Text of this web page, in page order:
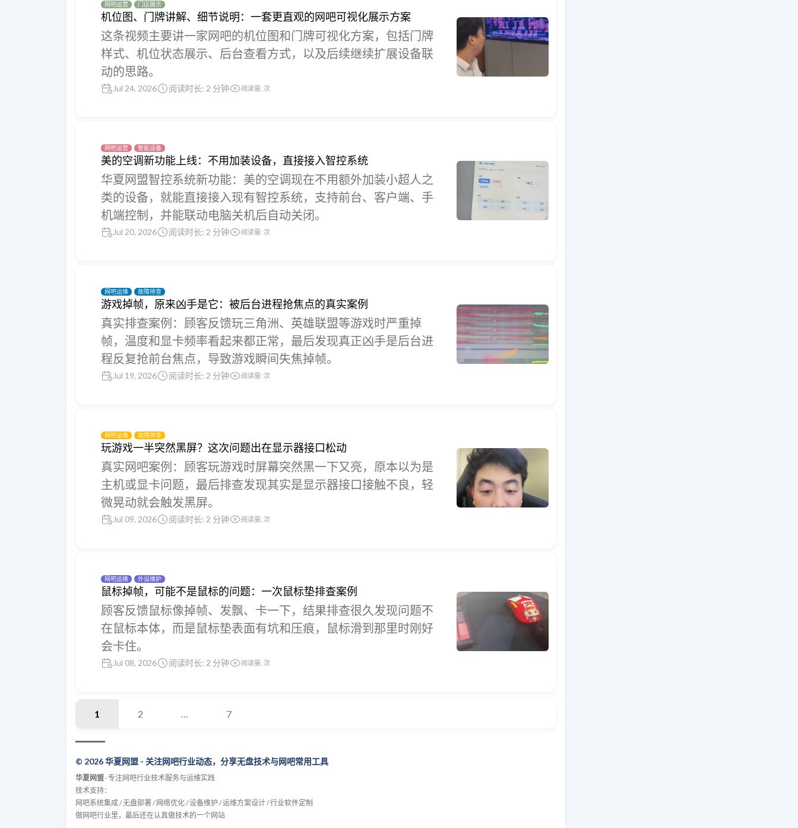
网吧运营 门店展示
机位图、门牌讲解、细节说明：一套更直观的网吧可视化展示方案
这条视频主要讲一家网吧的机位图和门牌可视化方案，包括门牌
样式、机位状态展示、后台查看方式，以及后续继续扩展设备联
动的思路。
Jul 24, 2026 阅读时长: 2 分钟 阅读量: 次
网吧运营 智能设备
美的空调新功能上线：不用加装设备，直接接入智控系统
华夏网盟智控系统新功能：美的空调现在不用额外加装小超人之
类的设备，就能直接接入现有智控系统，支持前台、客户端、手
机端控制，并能联动电脑关机后自动关闭。
Jul 20, 2026 阅读时长: 2 分钟 阅读量: 次
网吧运维 故障排查
游戏掉帧，原来凶手是它：被后台进程抢焦点的真实案例
真实排查案例：顾客反馈玩三角洲、英雄联盟等游戏时严重掉
帧，温度和显卡频率看起来都正常，最后发现真正凶手是后台进
程反复抢前台焦点，导致游戏瞬间失焦掉帧。
Jul 19, 2026 阅读时长: 2 分钟 阅读量: 次
网吧运维 故障排查
玩游戏一半突然黑屏？这次问题出在显示器接口松动
真实网吧案例：顾客玩游戏时屏幕突然黑一下又亮，原本以为是
主机或显卡问题，最后排查发现其实是显示器接口接触不良，轻
微晃动就会触发黑屏。
Jul 09, 2026 阅读时长: 2 分钟 阅读量: 次
网吧运维 外设维护
鼠标掉帧，可能不是鼠标的问题：一次鼠标垫排查案例
顾客反馈鼠标像掉帧、发飘、卡一下，结果排查很久发现问题不
在鼠标本体，而是鼠标垫表面有坑和压痕，鼠标滑到那里时刚好
会卡住。
Jul 08, 2026 阅读时长: 2 分钟 阅读量: 次
1 2 … 7
© 2026 华夏网盟 - 关注网吧行业动态，分享无盘技术与网吧常用工具
华夏网盟 · 专注网吧行业技术服务与运维实践
技术支持：
网吧系统集成 / 无盘部署 / 网络优化 / 设备维护 / 运维方案设计 / 行业软件定制
做网吧行业里，最后还在认真做技术的一个网站